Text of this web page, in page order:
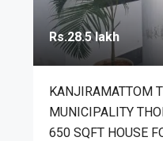
Rs.28.5 lakh
KANJIRAMATTOM
MUNICIPALITY
650 SQFT HOUSE